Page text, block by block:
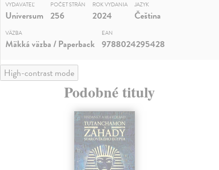
VYDAVATEĽ
Universum
POČET STRÁN
256
ROK VYDANIA
2024
JAZYK
Čeština
VÄZBA
Mäkká väzba / Paperback
EAN
9788024295428
High-contrast mode
Podobné tituly